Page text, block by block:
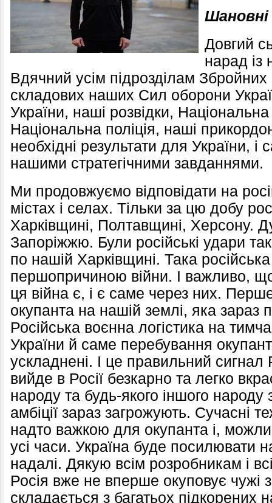
Шановні
Довгий
нарад із
Вдячний усім підрозділам
складових наших Сил оборони
України, наші розвідки, Національна
Національна поліція, наші
необхідні результати для України, і
нашими стратегічними завданнями.
Ми продовжуємо відповідати на
містах і селах. Тільки за цю добу
Харківщині, Полтавщині, Херсону.
Запоріжжю. Були російські удари
по нашій Харківщині. Така російська
першопричиною війни. І важливо,
ця війна є, і є саме через них.
окупанта на нашій землі, яка зараз
Російська воєнна логістика на
України й саме перебування
ускладнені. І це правильний
вийде в Росії безкарно та легко
народу та будь-якого іншого народу
амбіції зараз загрожують. Сучасні
надто важкою для окупанта і,
усі часи. Україна буде посилювати
надалі. Дякую всім розробникам і
Росія вже не вперше окуповує чужі
складається з багатьох підкорених